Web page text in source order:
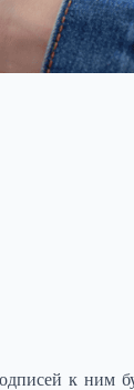
к ним